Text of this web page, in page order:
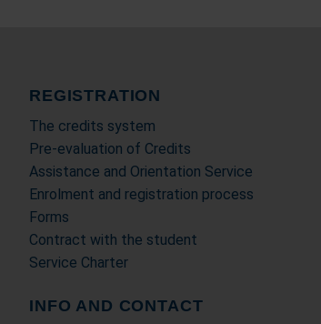
REGISTRATION
The credits system
Pre-evaluation of Credits
Assistance and Orientation Service
Enrolment and registration process
Forms
Contract with the student
Service Charter
INFO AND CONTACT